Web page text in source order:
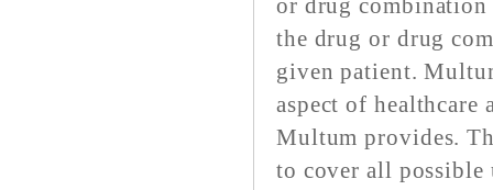
or drug
the drug or drug
given patient.
aspect of
Multum provides.
to cover all possible